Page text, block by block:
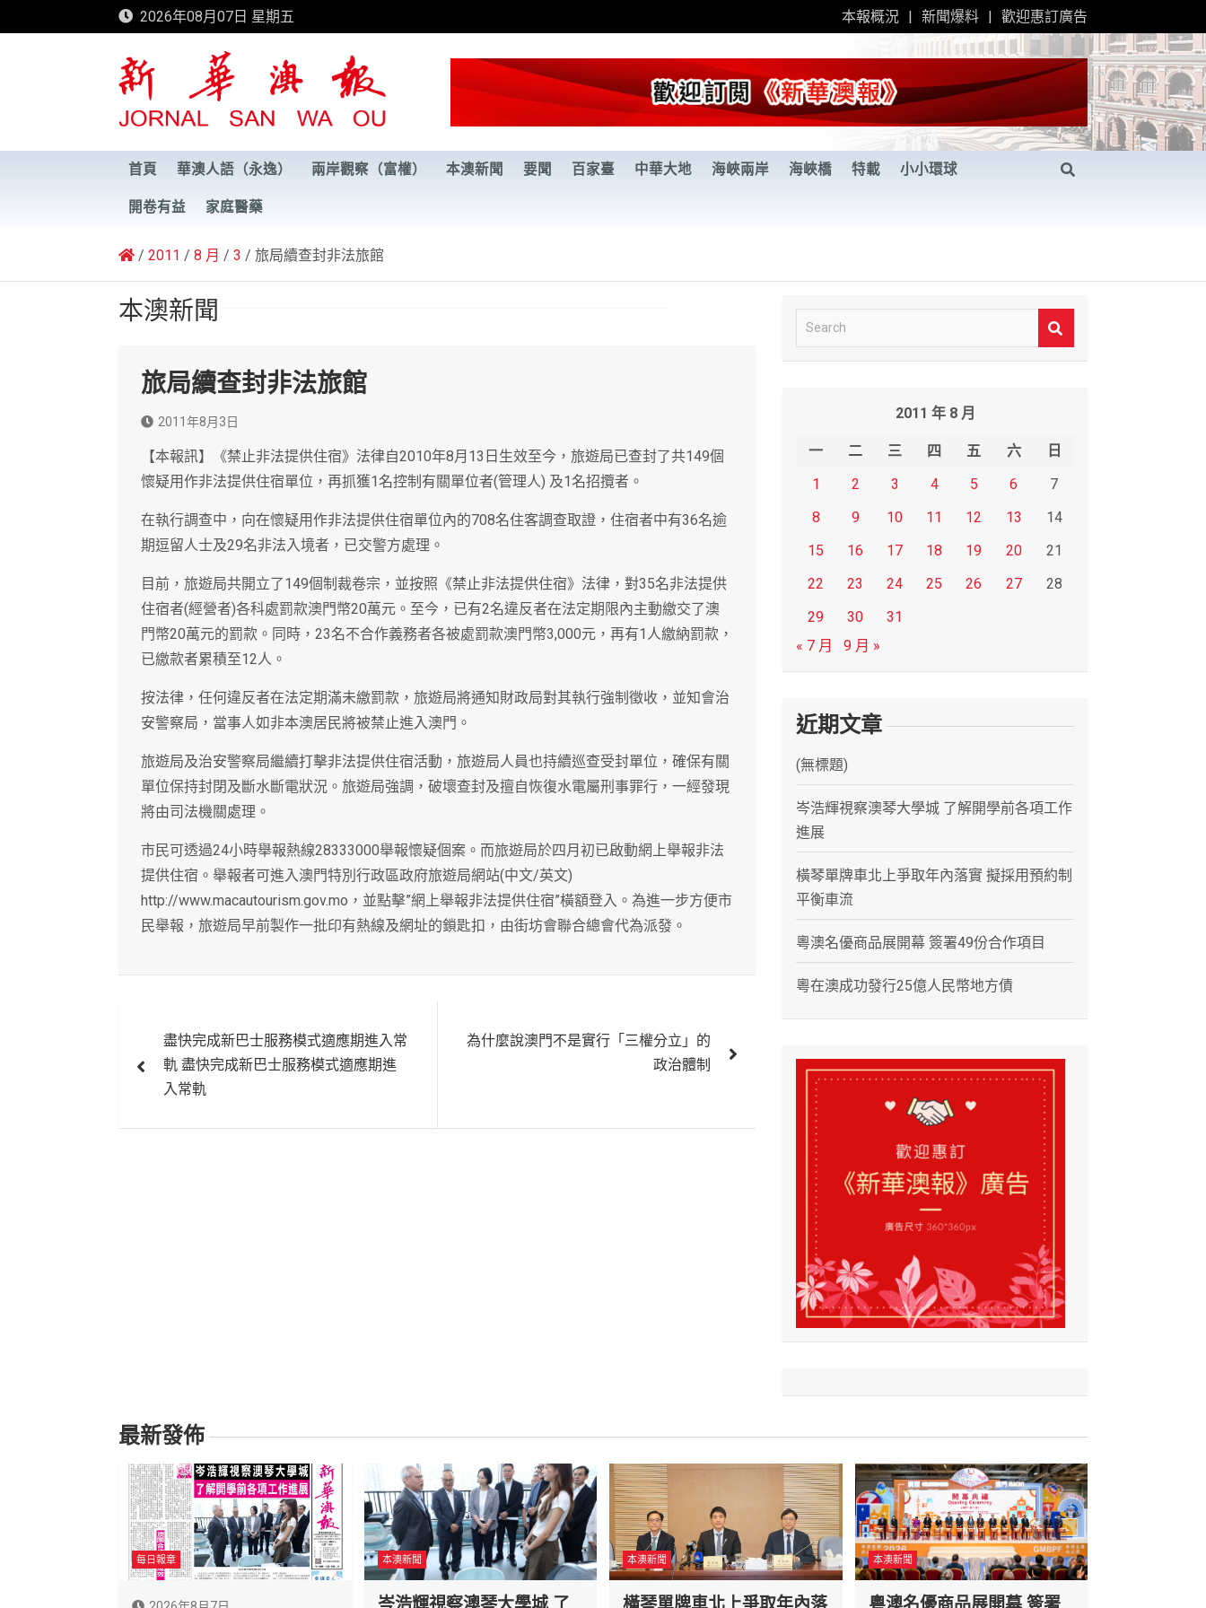
to
2026年08月07日 星期五 本報概況 新聞爆料 歡迎惠訂廣告
新華澳報
首頁 華澳人語（永逸） 兩岸觀察（富權） 本澳新聞 要聞 百家臺 中華大地 海峽兩岸 海峽橋 特載 小小環球
開卷有益 家庭醫藥
2011 8 月 3 旅局續查封非法旅館
本澳新聞
旅局續查封非法旅館
2011年8月3日
【本報訊】《禁止非法提供住宿》法律自2010年8月13日生效至今，旅遊局已查封了共149個
懷疑用作非法提供住宿單位，再抓獲1名控制有關單位者(管理人) 及1名招攬者。
在執行調查中，向在懷疑用作非法提供住宿單位內的708名住客調查取證，住宿者中有36名逾
期逗留人士及29名非法入境者，已交警方處理。
目前，旅遊局共開立了149個制裁卷宗，並按照《禁止非法提供住宿》法律，對35名非法提供
住宿者(經營者)各科處罰款澳門幣20萬元。至今，已有2名違反者在法定期限內主動繳交了澳
門幣20萬元的罰款。同時，23名不合作義務者各被處罰款澳門幣3,000元，再有1人繳納罰款，
已繳款者累積至12人。
按法律，任何違反者在法定期滿未繳罰款，旅遊局將通知財政局對其執行強制徵收，並知會治
安警察局，當事人如非本澳居民將被禁止進入澳門。
旅遊局及治安警察局繼續打擊非法提供住宿活動，旅遊局人員也持續巡查受封單位，確保有關
單位保持封閉及斷水斷電狀況。旅遊局強調，破壞查封及擅自恢復水電屬刑事罪行，一經發現
將由司法機關處理。
市民可透過24小時舉報熱線28333000舉報懷疑個案。而旅遊局於四月初已啟動網上舉報非法
提供住宿。舉報者可進入澳門特別行政區政府旅遊局網站(中文/英文)
http://www.macautourism.gov.mo，並點擊”網上舉報非法提供住宿”橫額登入。為進一步方便市
民舉報，旅遊局早前製作一批印有熱線及網址的鎖匙扣，由街坊會聯合總會代為派發。
章
覽
盡快完成新巴士服務模式適應期進入常
軌 盡快完成新巴士服務模式適應期進
入常軌
為什麼說澳門不是實行「三權分立」的
政治體制
e
2011 年 8 月
一 二 三 四 五 六
日
1
2 3 4 5 6
7
8
9 10 11 12 13
14
15
16 17 18 19 20
21
22
23 24 25 26 27
28
29
30
31
« 7 月
9 月 »
近期文章
(無標題)
岑浩輝視察澳琴大學城 了解開學前各項工作
進展
橫琴單牌車北上爭取年內落實 擬採用預約制
平衡車流
粵澳名優商品展開幕 簽署49份合作項目
粵在澳成功發行25億人民幣地方債
最新發佈
每日報章 本澳新聞 本澳新聞 本澳新聞